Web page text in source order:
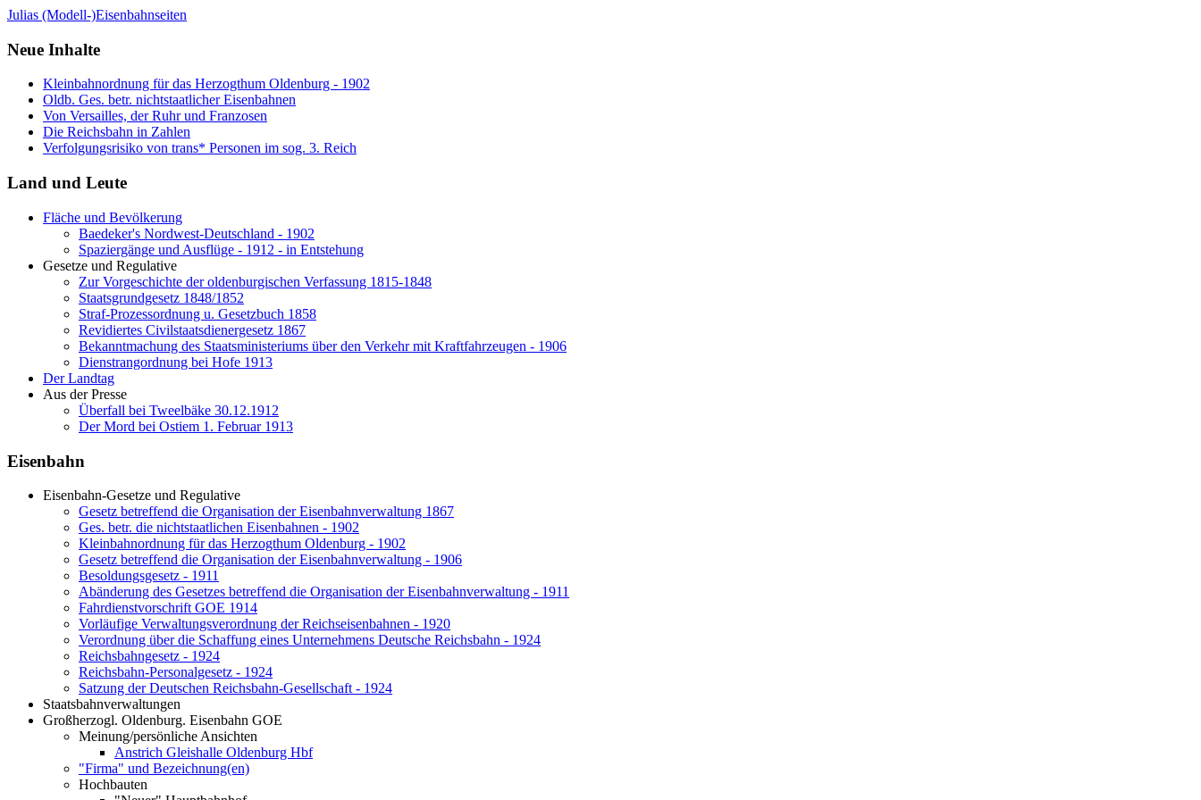
Julias (Modell-)Eisenbahnseiten
Neue Inhalte
Kleinbahnordnung für das Herzogthum Oldenburg - 1902
Oldb. Ges. betr. nichtstaatlicher Eisenbahnen
Von Versailles, der Ruhr und Franzosen
Die Reichsbahn in Zahlen
Verfolgungsrisiko von trans* Personen im sog. 3. Reich
Land und Leute
Fläche und Bevölkerung
Baedeker's Nordwest-Deutschland - 1902
Spaziergänge und Ausflüge - 1912 - in Entstehung
Gesetze und Regulative
Zur Vorgeschichte der oldenburgischen Verfassung 1815-1848
Staatsgrundgesetz 1848/1852
Straf-Prozessordnung u. Gesetzbuch 1858
Revidiertes Civilstaatsdienergesetz 1867
Bekanntmachung des Staatsministeriums über den Verkehr mit Kraftfahrzeugen - 1906
Dienstrangordnung bei Hofe 1913
Der Landtag
Aus der Presse
Überfall bei Tweelbäke 30.12.1912
Der Mord bei Ostiem 1. Februar 1913
Eisenbahn
Eisenbahn-Gesetze und Regulative
Gesetz betreffend die Organisation der Eisenbahnverwaltung 1867
Ges. betr. die nichtstaatlichen Eisenbahnen - 1902
Kleinbahnordnung für das Herzogthum Oldenburg - 1902
Gesetz betreffend die Organisation der Eisenbahnverwaltung - 1906
Besoldungsgesetz - 1911
Abänderung des Gesetzes betreffend die Organisation der Eisenbahnverwaltung - 1911
Fahrdienstvorschrift GOE 1914
Vorläufige Verwaltungsverordnung der Reichseisenbahnen - 1920
Verordnung über die Schaffung eines Unternehmens Deutsche Reichsbahn - 1924
Reichsbahngesetz - 1924
Reichsbahn-Personalgesetz - 1924
Satzung der Deutschen Reichsbahn-Gesellschaft - 1924
Staatsbahnverwaltungen
Großherzogl. Oldenburg. Eisenbahn GOE
Meinung/persönliche Ansichten
Anstrich Gleishalle Oldenburg Hbf
"Firma" und Bezeichnung(en)
Hochbauten